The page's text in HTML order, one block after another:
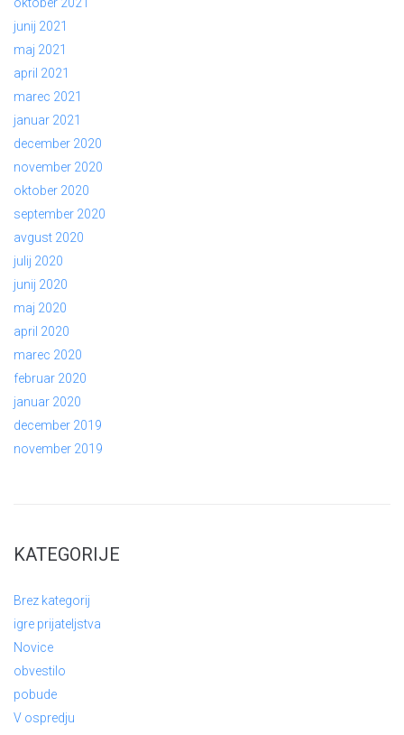
junij 2021
maj 2021
april 2021
marec 2021
januar 2021
december 2020
november 2020
oktober 2020
september 2020
avgust 2020
julij 2020
junij 2020
maj 2020
april 2020
marec 2020
februar 2020
januar 2020
december 2019
november 2019
KATEGORIJE
Brez kategorij
igre prijateljstva
Novice
obvestilo
pobude
V ospredju